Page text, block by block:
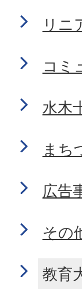
リニ
コミ
水木
まち
広告
その
教育